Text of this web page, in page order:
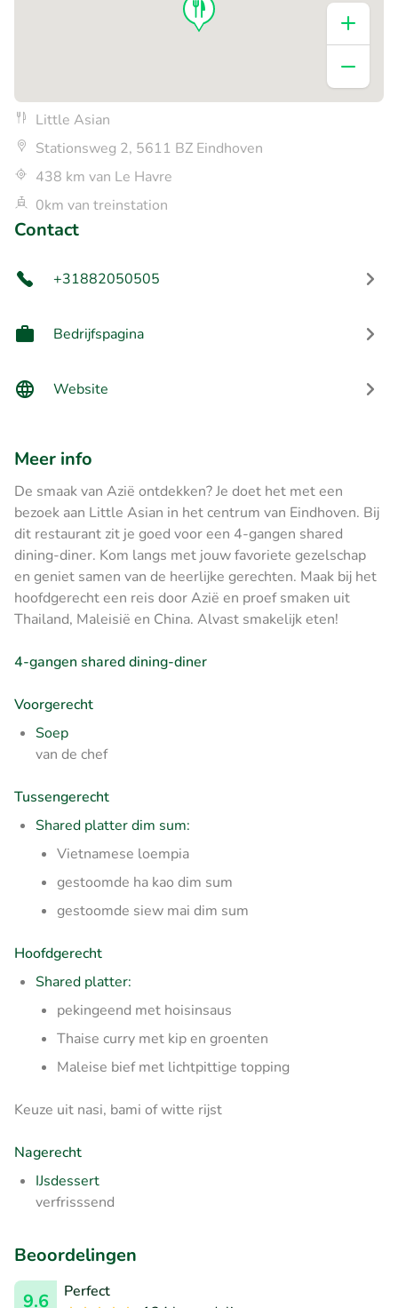
Little Asian
Stationsweg 2, 5611 BZ Eindhoven
438 km van Le Havre
0km van treinstation
Contact
+31882050505
Bedrijfspagina
Website
Meer info
De smaak van Azië ontdekken? Je doet het met een
bezoek aan Little Asian in het centrum van Eindhoven. Bij
dit restaurant zit je goed voor een 4-gangen shared
dining-diner. Kom langs met jouw favoriete gezelschap
en geniet samen van de heerlijke gerechten. Maak bij het
hoofdgerecht een reis door Azië en proef smaken uit
Thailand, Maleisië en China. Alvast smakelijk eten!
4-gangen shared dining-diner
Voorgerecht
Soep
van de chef
Tussengerecht
Shared platter dim sum:
Vietnamese loempia
gestoomde ha kao dim sum
gestoomde siew mai dim sum
Hoofdgerecht
Shared platter:
pekingeend met hoisinsaus
Thaise curry met kip en groenten
Maleise bief met lichtpittige topping
Keuze uit nasi, bami of witte rijst
Nagerecht
IJsdessert
verfrisssend
Beoordelingen
9.6
Perfect